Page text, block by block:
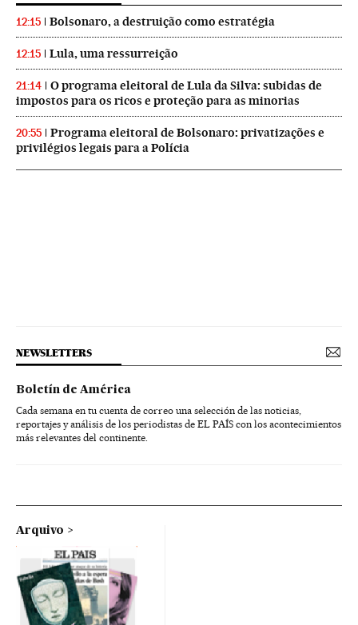
12:15 Bolsonaro, a destruição como estratégia
12:15 Lula, uma ressurreição
21:14
O programa eleitoral de Lula da Silva: subidas de
impostos para os ricos e proteção para as minorias
20:55
Programa eleitoral de Bolsonaro: privatizações e
privilégios legais para a Polícia
NEWSLETTERS
Boletín de América
Cada semana en tu cuenta de correo una selección de las noticias,
reportajes y análisis de los periodistas de EL PAÍS con los acontecimientos
más relevantes del continente.
Arquivo